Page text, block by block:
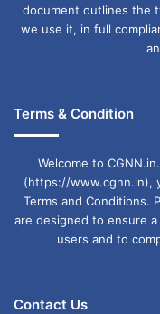
document outlines the
we use it, in full
Terms & Condition
Welcome to
(https://www.cgnn.in),
Terms and Conditions.
are designed to ensure
users and to
Contact Us